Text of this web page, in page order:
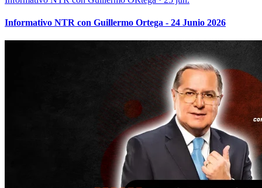
Informativo NTR con Guillermo Ortega - 24 Junio 2026